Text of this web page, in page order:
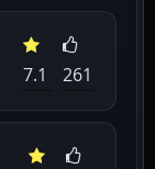
7.1 261